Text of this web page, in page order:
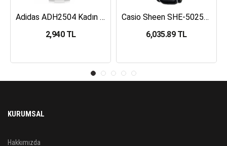
Adidas ADH2504 Kadın Kol Saati
2,940 TL
Casio Sheen SHE-5025BL-1ADR Kadın Kol Saati
6,035.89 TL
KURUMSAL
Hakkımızda